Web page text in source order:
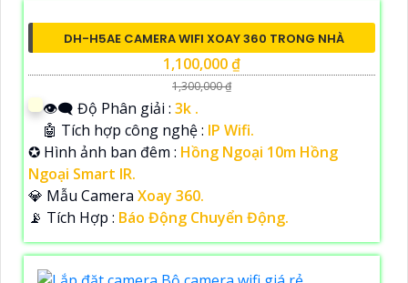
DH-H5AE CAMERA WIFI XOAY 360 TRONG NHÀ
1,100,000 ₫
1,300,000 ₫
👁️‍🗨 Độ Phân giải : 3k .
🤖️ Tích hợp công nghệ : IP Wifi.
✪ Hình ảnh ban đêm : Hồng Ngoại 10m Hồng
Ngoại Smart IR.
💎 Mẫu Camera Xoay 360.
️📡 Tích Hợp : Báo Động Chuyển Động.